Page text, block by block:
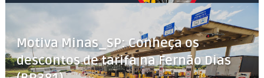
Motiva Minas_SP: Conheça os
descontos de tarifa na Fernão Dias